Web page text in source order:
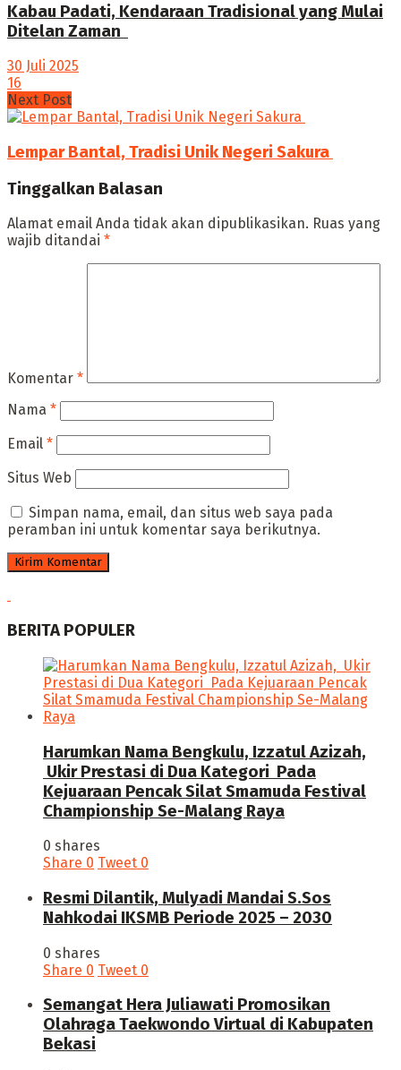
Kabau Padati, Kendaraan Tradisional yang Mulai
Ditelan Zaman ‎
30 Juli 2025
16
Next Post
Lempar Bantal, Tradisi Unik Negeri Sakura ‎
Tinggalkan Balasan
Alamat email Anda tidak akan dipublikasikan. Ruas yang
wajib ditandai *
Komentar *
Nama *
Email *
Situs Web
Simpan nama, email, dan situs web saya pada
peramban ini untuk komentar saya berikutnya.
BERITA POPULER
Harumkan Nama Bengkulu, Izzatul Azizah,
Ukir Prestasi di Dua Kategori Pada
Kejuaraan Pencak Silat Smamuda Festival
Championship Se-Malang Raya
0 shares
Share 0 Tweet 0
Resmi Dilantik, Mulyadi Mandai S.Sos
Nahkodai IKSMB Periode 2025 – 2030
0 shares
Share 0 Tweet 0
Semangat Hera Juliawati Promosikan
Olahraga Taekwondo Virtual di Kabupaten
Bekasi